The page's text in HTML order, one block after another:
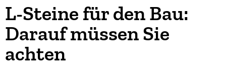
L-Steine für den Bau:
Darauf müssen Sie
achten